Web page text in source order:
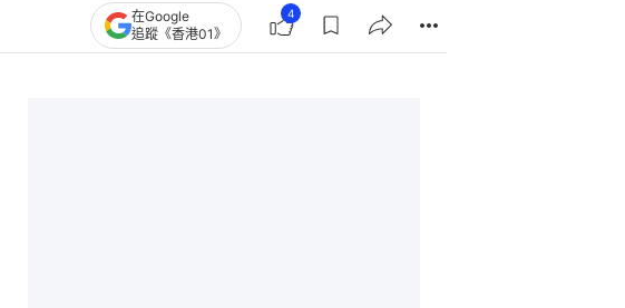
在Google
追蹤《香港01》
4